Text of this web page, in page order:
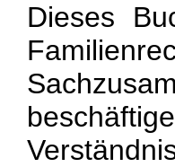
Dieses